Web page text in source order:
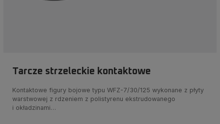
Tarcze strzeleckie kontaktowe
Kontaktowe figury bojowe typu WFZ-7/30/125 wykonane z płyty
warstwowej z rdzeniem z polistyrenu ekstrudowanego
i okładzinami…